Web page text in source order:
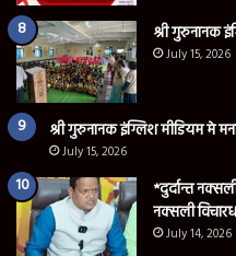
श्री गुरुनानक
July 15, 2026
श्री गुरुनानक इंग्लिश मीडियम मे
July 15, 2026
*दुर्दान्त
नक्सली
July 14, 2026